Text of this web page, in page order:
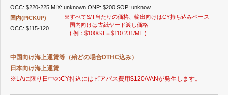
2024年8月
2024年7月
2024年6月
2024年2月
2023年12月
OCC: $220-225 MIX: unknown ONP: $200 SOP: unknow
国内(PICKUP)
OCC: $115-120
※すべてS/T当たりの価格、輸出向けはCY持ち込みベース
国内向けは古紙ヤード渡し価格
( 例：$100/ST＝$110.231/MT )
中国向け海上運賃等（殆どの場合DTHC込み）
日本向け海上運賃
※LAに限り日中のCY持込にはピアパス費用$120/VANが発生します。